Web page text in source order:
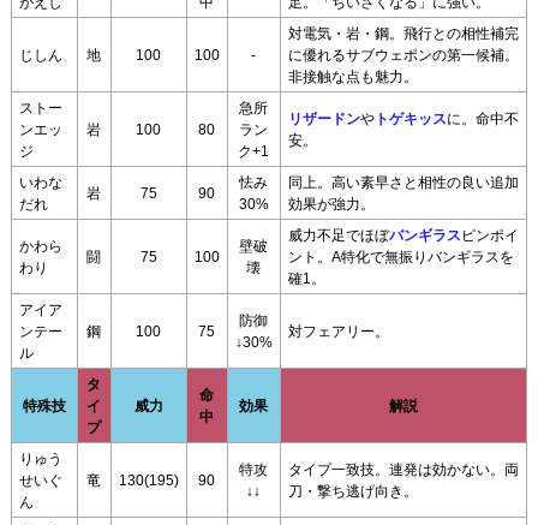
じしん 地 100 100 -
対電気・岩・鋼。飛行との相性補完
に優れるサブウェポンの第一候補。
非接触な点も魅力。
ストー
ンエッ
ジ
岩 100 80
急所
ラン
ク+1
リザードンやトゲキッスに。命中不
安。
いわな
だれ
岩 75 90
怯み
30%
同上。高い素早さと相性の良い追加
効果が強力。
かわら
わり
闘 75 100
壁破
壊
威力不足でほぼバンギラス ピンポイ
ント。A特化で無振りバンギラスを
確1。
アイア
ンテー
ル
鋼 100 75
防御
↓30%
対フェアリー。
特殊技
タ
イ
プ
威力
命
中
効果 解説
りゅう
せいぐ
ん
竜 130(195) 90
特攻
↓↓
タイプ一致技。連発は効かない。両
刀・撃ち逃げ向き。